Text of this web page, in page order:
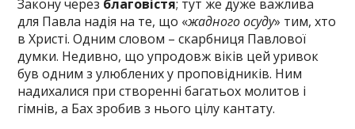
Закону через благовістя; тут же дуже важлива
для Павла надія на те, що «жадного осуду» тим, хто
в Христі. Одним словом – скарбниця Павлової
думки. Недивно, що упродовж віків цей уривок
був одним з улюблених у проповідників. Ним
надихалися при створенні багатьох молитов і
гімнів, а Бах зробив з нього цілу кантату.